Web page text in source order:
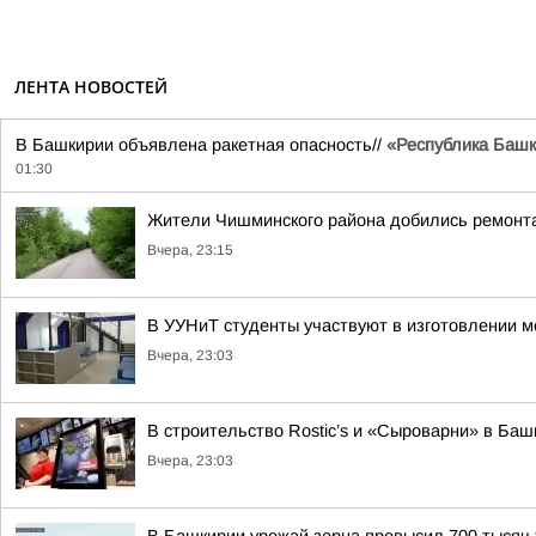
ЛЕНТА НОВОСТЕЙ
В Башкирии объявлена ракетная опасность// «Республика
01:30
Жители Чишминского района добились
Вчера, 23:15
В УУНиТ студенты участвуют в изготовлении
Вчера, 23:03
В строительство Rostic’s и «Сыроварни» в
Вчера, 23:03